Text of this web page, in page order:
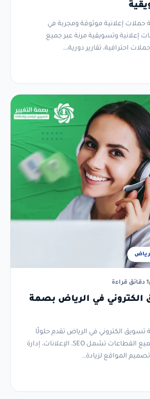
حملات إعلانية موثوقة ومجربة في
إعلانية وتسويقية مرنة عبر جميع
احترافية، تقارير دورية،…
1 دقائق قراءة
في الرياض بصمة
تسويق الكتروني في الرياض تقدم حلولًا
متكاملة لتسويق جميع القطاعات تشمل SEO، الإعلانات، إدارة
المواقع لزيادة…